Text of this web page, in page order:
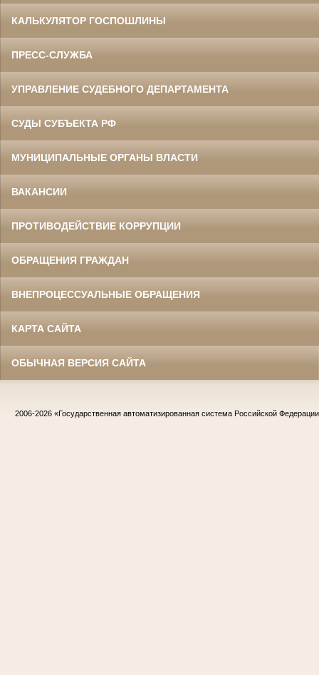
КАЛЬКУЛЯТОР ГОСПОШЛИНЫ
ПРЕСС-СЛУЖБА
УПРАВЛЕНИЕ СУДЕБНОГО ДЕПАРТАМЕНТА
СУДЫ СУБЪЕКТА РФ
МУНИЦИПАЛЬНЫЕ ОРГАНЫ ВЛАСТИ
ВАКАНСИИ
ПРОТИВОДЕЙСТВИЕ КОРРУПЦИИ
ОБРАЩЕНИЯ ГРАЖДАН
ВНЕПРОЦЕССУАЛЬНЫЕ ОБРАЩЕНИЯ
КАРТА САЙТА
ОБЫЧНАЯ ВЕРСИЯ САЙТА
2006-2026 «Государственная автоматизированная система Российской